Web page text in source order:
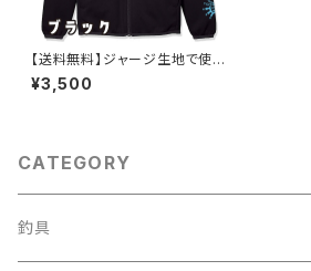
【送料無料】ジャージ生地で使い
勝手の良いスプラッシュパーカ
ー
¥3,500
CATEGORY
釣具